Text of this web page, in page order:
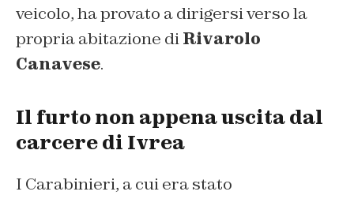
veicolo, ha provato a dirigersi verso la
propria abitazione diRivarolo
Canavese.
Il furto non appena uscita dal
carcere di Ivrea
I Carabinieri, a cui era stato